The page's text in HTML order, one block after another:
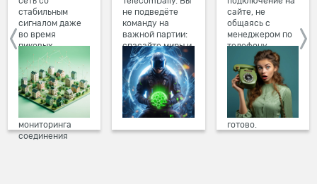
стабильным
сигналом даже
во время
пиковых
нагрузок в
вечернее время.
Мы постоянно
обновляем наше
оборудование в
домах, а система
мониторинга
соединения
не подведёте
команду на
важной партии:
спасайте миры и
побеждайте с
друзьями в
онлайн-играх.
сайте, не
общаясь с
менеджером по
телефону.
Просто в три
клика заполните
форму заявки на
сайте, выберите
дату и время
подключения,
готово.